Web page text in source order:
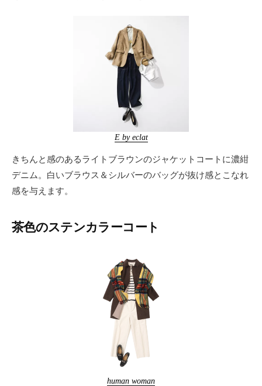
E by eclat
きちんと感のあるライトブラウンのジャケットコートに濃紺
デニム。白いブラウス＆シルバーのバッグが抜け感とこなれ
感を与えます。
茶色のステンカラーコート
human woman